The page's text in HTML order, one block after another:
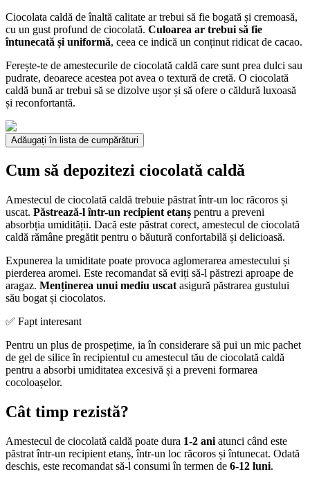
Ciocolata caldă de înaltă calitate ar trebui să fie bogată și cremoasă,
cu un gust profund de ciocolată. Culoarea ar trebui să fie
întunecată și uniformă, ceea ce indică un conținut ridicat de cacao.
Ferește-te de amestecurile de ciocolată caldă care sunt prea dulci sau
pudrate, deoarece acestea pot avea o textură de cretă. O ciocolată
caldă bună ar trebui să se dizolve ușor și să ofere o căldură luxoasă
și reconfortantă.
Adăugați în lista de cumpărături
Cum să depozitezi ciocolată caldă
Amestecul de ciocolată caldă trebuie păstrat într-un loc răcoros și
uscat. Păstrează-l într-un recipient etanș pentru a preveni
absorbția umidității. Dacă este păstrat corect, amestecul de ciocolată
caldă rămâne pregătit pentru o băutură confortabilă și delicioasă.
Expunerea la umiditate poate provoca aglomerarea amestecului și
pierderea aromei. Este recomandat să eviți să-l păstrezi aproape de
aragaz. Menținerea unui mediu uscat asigură păstrarea gustului
său bogat și ciocolatos.
✅ Fapt interesant
Pentru un plus de prospețime, ia în considerare să pui un mic pachet
de gel de silice în recipientul cu amestecul tău de ciocolată caldă
pentru a absorbi umiditatea excesivă și a preveni formarea
cocoloașelor.
Cât timp rezistă?
Amestecul de ciocolată caldă poate dura 1-2 ani atunci când este
păstrat într-un recipient etanș, într-un loc răcoros și întunecat. Odată
deschis, este recomandat să-l consumi în termen de 6-12 luni.